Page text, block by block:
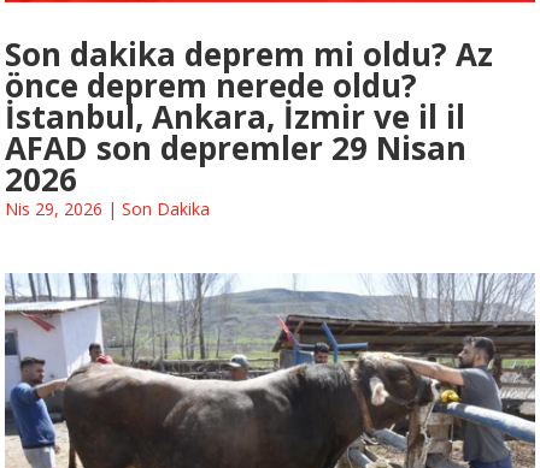
Son dakika deprem mi oldu? Az
önce deprem nerede oldu?
İstanbul, Ankara, İzmir ve il il
AFAD son depremler 29 Nisan
2026
Nis 29, 2026 | Son Dakika